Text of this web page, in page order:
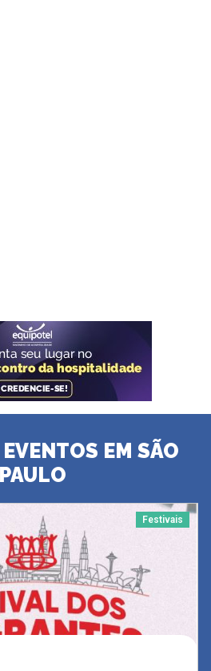
EM SÃO
PAULO
Festivais